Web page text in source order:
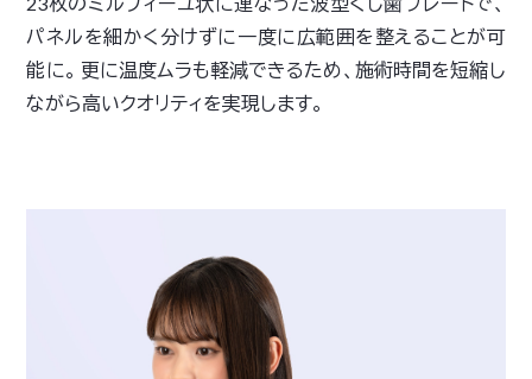
パネルを細かく分けずに一度に広範囲を整えることが可
能に。 更に温度ムラも軽減できるため、施術時間を短縮し
ながら高いクオリティを実現します。